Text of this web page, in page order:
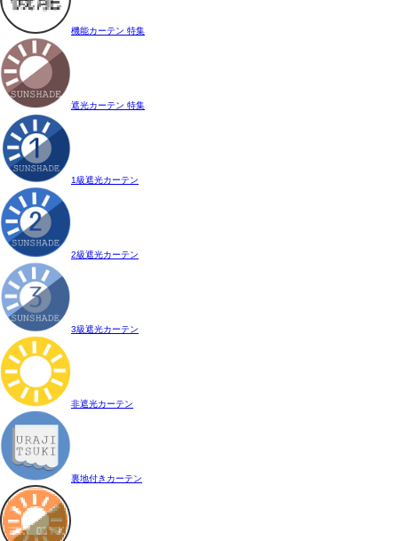
機能カーテン 特集
遮光カーテン 特集
1級遮光カーテン
2級遮光カーテン
3級遮光カーテン
非遮光カーテン
裏地付きカーテン